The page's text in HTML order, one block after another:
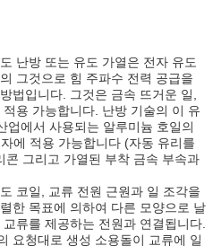
난방 또는 유도 가열은 전자 유도
그것으로 힘 주파수 전력 공급을
법입니다. 그것은 금속 뜨거운 일,
용 가능합니다. 난방 기술의 이 유
업에서 사용되는 알루미늄 호일의
에 적용 가능합니다 (자동 유리를
그리고 가열된 부착 금속 부속과
코일, 교류 전원 근원과 일 조각을
한 목표에 의하여 다른 모양으로 날
류를 제공하는 전원과 연결됩니다.
요청대로 생성 소용돌이 교류에 일